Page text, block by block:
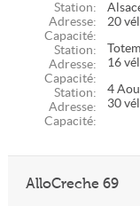
Station:
Adresse:
Capacité:
20
Station:
Adresse:
Capacité:
16
Station:
4
Adresse:
Capacité:
30
AlloCreche 69